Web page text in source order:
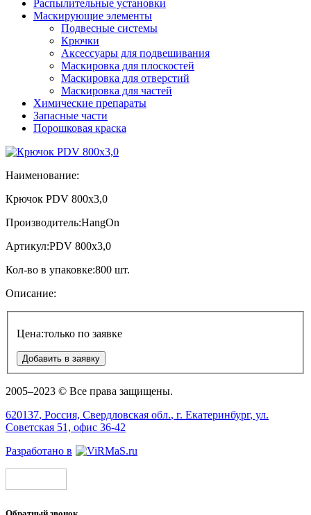
Распылительные установки
Маскирующие элементы
Подвесные системы
Крючки
Аксессуары для подвешивания
Маскировка для плоскостей
Маскировка для отверстий
Маскировка для частей
Химические препараты
Запасные части
Порошковая краска
Наименование:
Крючок PDV 800x3,0
Производитель:HangOn
Артикул:PDV 800x3,0
Кол-во в упаковке:800 шт.
Описание:
Цена:только по заявке
Добавить в заявку
2005–2023 © Все права защищены.
620137, Россия, Свердловская обл., г. Екатеринбург, ул.
Советская 51, офис 36-42
Разработано в